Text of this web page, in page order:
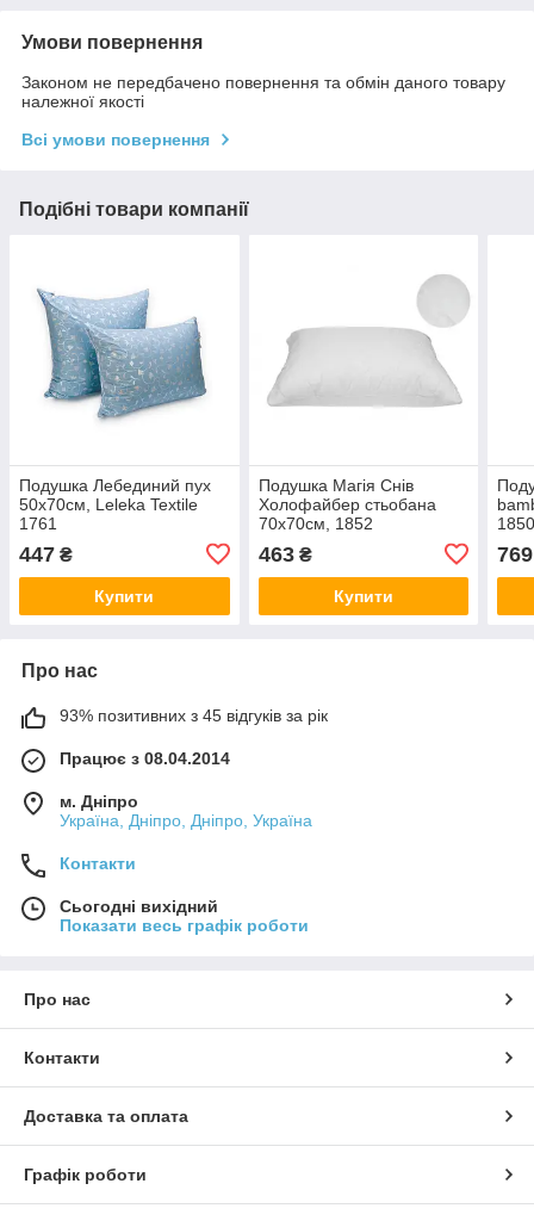
Умови повернення
Законом не передбачено повернення та обмін даного товару
належної якості
Всі умови повернення
Подібні товари компанії
Подушка Лебединий пух
50х70см, Leleka Textile
1761
447 ₴
Купити
Подушка Магія Снів
Холофайбер стьобана
70х70см, 1852
463₴
Купити
769
Про нас
93% позитивних з 45 відгуків за рік
Працює з 08.04.2014
м. Дніпро
Україна, Дніпро, Дніпро, Україна
Контакти
Сьогодні вихідний
Показати весь графік роботи
Про нас
Контакти
Доставка та оплата
Графік роботи